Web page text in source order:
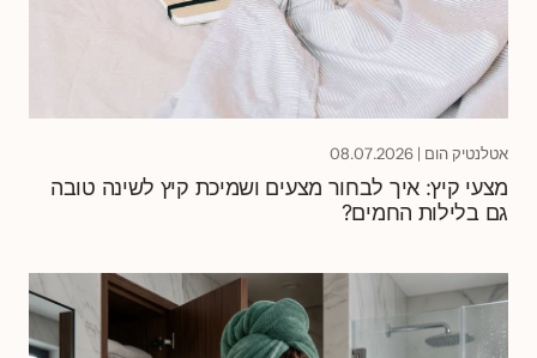
אטלנטיק הום |
08.07.2026
מצעי קיץ: איך לבחור מצעים ושמיכת קיץ לשינה טובה
גם בלילות החמים?